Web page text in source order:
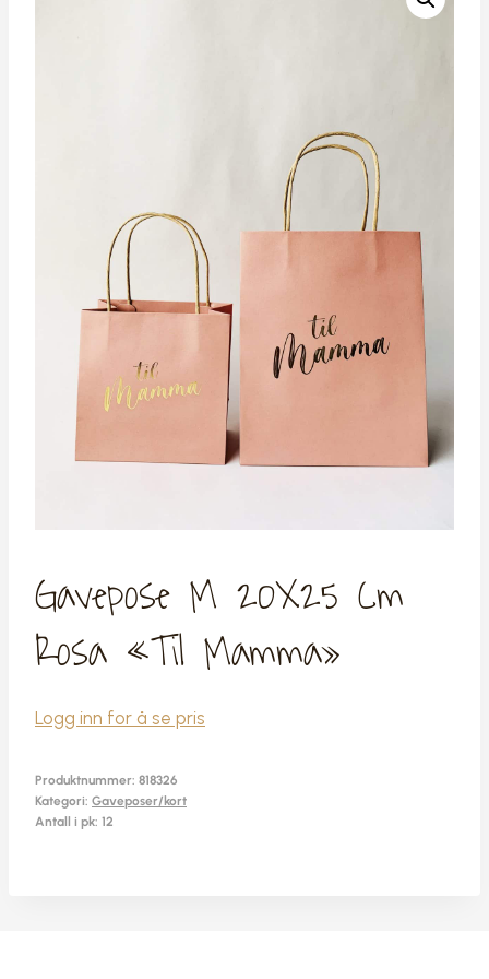
Gavepose M 20X25 Cm
Rosa «Til Mamma»
Logg inn for å se pris
Produktnummer: 818326
Kategori: Gaveposer/kort
Antall i pk: 12